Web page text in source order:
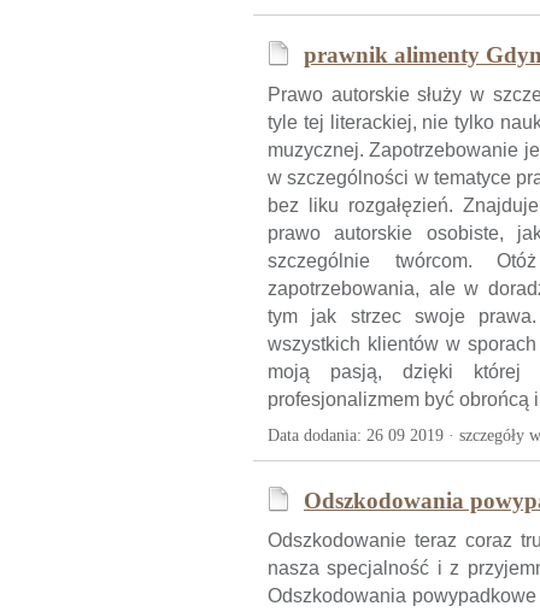
prawnik alimenty
Prawo autorskie służy w
tyle tej literackiej, nie tylko
muzycznej. Zapotrzebowanie
w szczególności w tematyce
bez liku rozgałęzień.
prawo autorskie osobiste,
szczególnie twórcom.
zapotrzebowania, ale w
tym jak strzec swoje
wszystkich klientów w
moją pasją, dzięki której
profesjonalizmem być obrońcą
Data dodania: 26 09 2019 · szczegóły
Odszkodowania
Odszkodowanie teraz coraz
nasza specjalność i z
Odszkodowania